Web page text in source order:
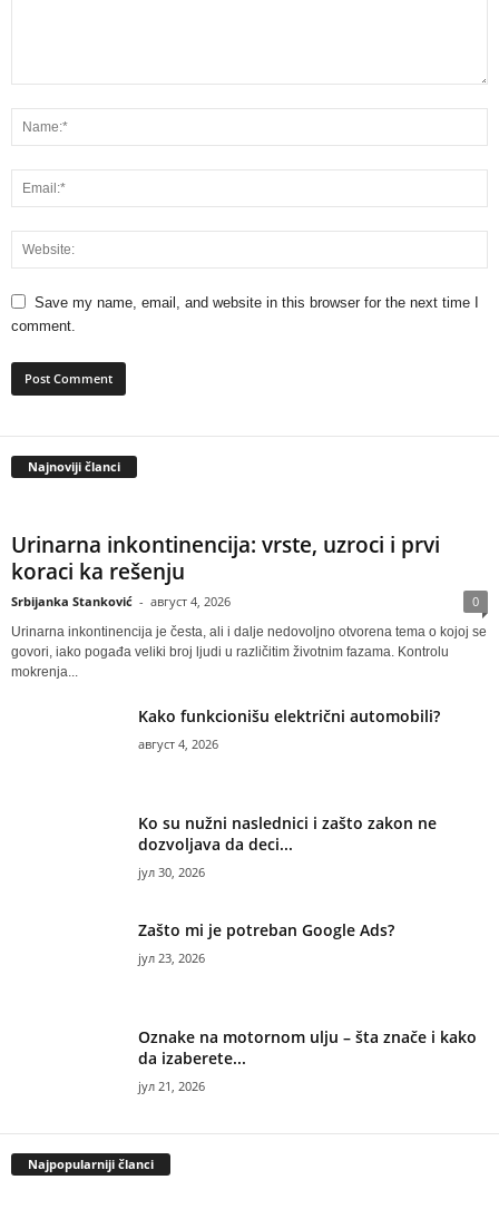
Save my name, email, and website in this browser for the next time I
comment.
Najnoviji članci
Urinarna inkontinencija: vrste, uzroci i prvi
koraci ka rešenju
Srbijanka Stanković - август 4, 2026 0
Urinarna inkontinencija je česta, ali i dalje nedovoljno otvorena tema o kojoj se
govori, iako pogađa veliki broj ljudi u različitim životnim fazama. Kontrolu
mokrenja...
Kako funkcionišu električni automobili?
август 4, 2026
Ko su nužni naslednici i zašto zakon ne
dozvoljava da deci...
јул 30, 2026
Zašto mi je potreban Google Ads?
јул 23, 2026
Oznake na motornom ulju – šta znače i kako
da izaberete...
јул 21, 2026
Najpopularniji članci